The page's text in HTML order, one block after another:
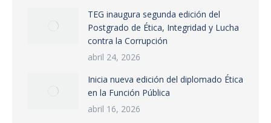
TEG inaugura segunda edición del
Postgrado de Ética, Integridad y Lucha
contra la Corrupción
abril 24, 2026
Inicia nueva edición del diplomado Ética
en la Función Pública
abril 16, 2026